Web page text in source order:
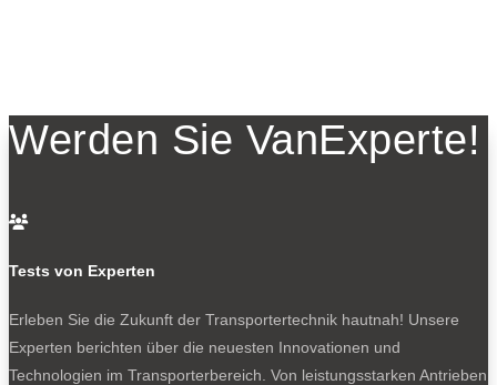
Werden Sie VanExperte!

Tests von Experten
Erleben Sie die Zukunft der Transportertechnik hautnah! Unsere
Experten berichten über die neuesten Innovationen und
Technologien im Transporterbereich. Von leistungsstarken Antrieben